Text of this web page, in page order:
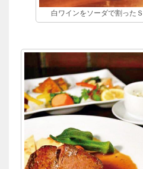
白ワインをソーダで割った